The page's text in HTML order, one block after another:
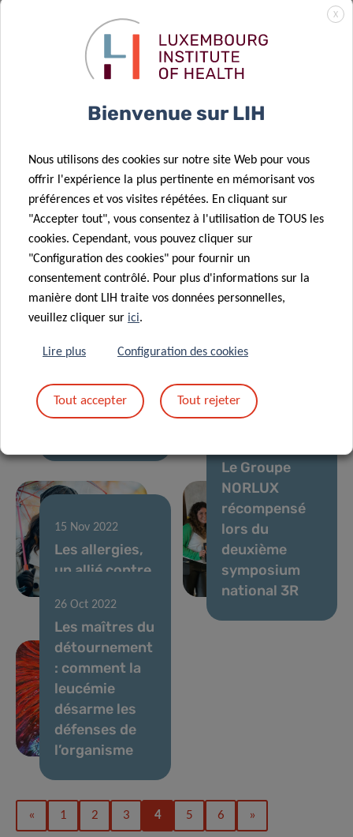
décerne le prix
Marian Aldred
à des
December
2022 –
successfully
defends her
PhD
19 Déc 2022
Quatre
doctorants du
la bourse
Pélican
16 Déc 2022
December
2022 – End of
the Year
Celebrations
at the
& the LIH
Christmas
16 Nov 2022
November
Johannes
featured on
SciLux
15 Nov 2022
Les allergies,
un allié contre
Le Groupe
NORLUX
récompensé
lors du
deuxième
symposium
national 3R
26 Oct 2022
Les maîtres du
détournement
: comment la
leucémie
désarme les
défenses de
l’organisme
« 1 2 3 4 5 6 »
X
Bienvenue sur LIH
Nous utilisons des cookies sur notre site Web pour vous
offrir l'expérience la plus pertinente en mémorisant vos
préférences et vos visites répétées. En cliquant sur
"Accepter tout", vous consentez à l'utilisation de TOUS les
cookies. Cependant, vous pouvez cliquer sur
"Configuration des cookies" pour fournir un
consentement contrôlé. Pour plus d'informations sur la
manière dont LIH traite vos données personnelles,
veuillez cliquer sur ici.
Lire plus Configuration des cookies
Tout accepter Tout rejeter